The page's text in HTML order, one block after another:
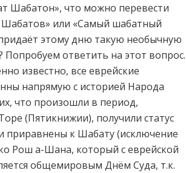
Шабатон», что можно перевести
Шабатов» или «Самый шабатный
этому дню такую необычную
Попробуем ответить на этот вопрос.
известно, все еврейские
напрямую с историей Народа
что произошли в период,
(Пятикнижии), получили статус
приравнены к Шабату (исключение
Рош а-Шана, который с еврейской
общемировым Днём Суда, т.к.